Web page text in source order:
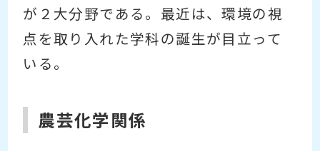
が２大分野である。最近は、環境の視
点を取り入れた学科の誕生が目立って
いる。
農芸化学関係